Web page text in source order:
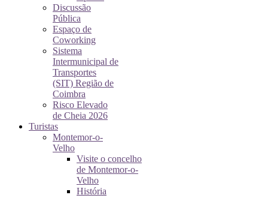
Discussão
Pública
Espaço de
Coworking
Sistema
Intermunicipal de
Transportes
(SIT) Região de
Coimbra
Risco Elevado
de Cheia 2026
Turistas
Montemor-o-
Velho
Visite o concelho
de Montemor-o-
Velho
História